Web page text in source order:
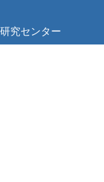
究センター